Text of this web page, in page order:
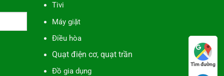
Tivi
Máy giặt
Điều hòa
Quạt điện cơ, quạt trần
Đồ gia dụng
Tìm đường